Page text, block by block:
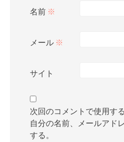
名前 ※
メール ※
サイト
次回のコメントで使用す
自分の名前、メールアド
する。